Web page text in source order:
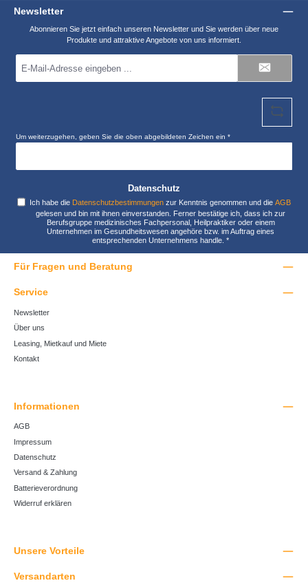
Newsletter
Abonnieren Sie jetzt einfach unseren Newsletter und Sie werden über neue
Produkte und attraktive Angebote von uns informiert.
Mail-
Um weiterzugehen, geben Sie die oben abgebildeten Zeichen ein*
Datenschutz
Ich habe die Datenschutzbestimmungen zur Kenntnis genommen und dieAGB
gelesen und bin mit ihnen einverstanden. Ferner bestätige ich, dass ich zur
Berufsgruppe medizinisches Fachpersonal, Heilpraktiker oder einem
Unternehmen im Gesundheitswesen angehöre bzw. im Auftrag eines
entsprechenden Unternehmens handle.*
Für Fragen und Beratung
Unsere Vorteile
Service
Newsletter
Über uns
Leasing, Mietkauf und Miete
Kontakt
Informationen
AGB
Impressum
Datenschutz
Versand & Zahlung
Batterieverordnung
Widerruf erklären
Versandarten